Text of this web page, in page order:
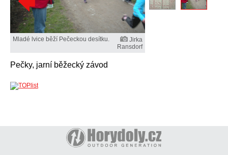
Mladé lvice běží Pečeckou desítku.
Jirka
Ransdorf
Pečky, jarní běžecký závod